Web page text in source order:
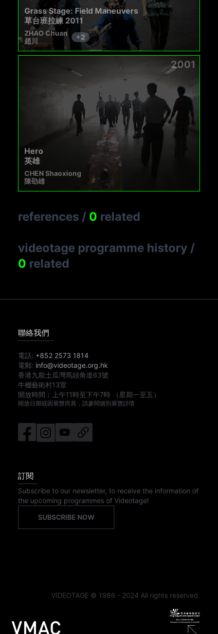
Grass Stage: Field Maneuvers
草台班拉練 2011
ZHAO Chuan
趙川
+2
2001
Hero
英雄
CHEN Shaoxiong
陳劭雄
references / 0 related
videotage programme history /
0 related
聯絡我們
電話: +852 2573 1814
電郵: info@videotage.org.hk
香港九龍土瓜灣馬頭角道63號
牛棚藝術村13室
開放時間︰
上午11時至下午7時 （星期一至五）
開放日期或因展覽而異，請參閱個別展覽詳情
訂閱
Subscribe to our newsletter, to receive the information of
the upcoming programmes of Videotage!
SUBSCRIBE NOW
VIDEOTAGE © 1986 - 2024 All rights reserved.